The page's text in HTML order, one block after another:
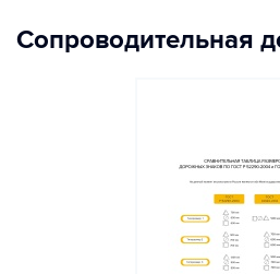
Сопроводительная